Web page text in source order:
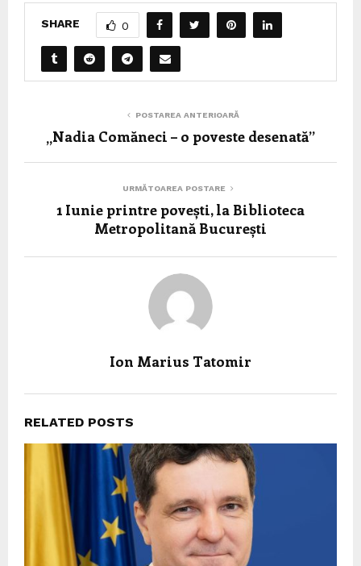
SHARE 0
POSTAREA ANTERIOARĂ
„Nadia Comăneci – o poveste desenată”
URMĂTOAREA POSTARE
1 Iunie printre povești, la Biblioteca
Metropolitană București
Ion Marius Tatomir
RELATED POSTS